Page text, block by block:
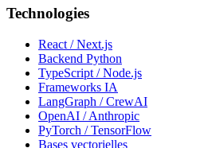
Technologies
React / Next.js
Backend Python
TypeScript / Node.js
Frameworks IA
LangGraph / CrewAI
OpenAI / Anthropic
PyTorch / TensorFlow
Bases vectorielles